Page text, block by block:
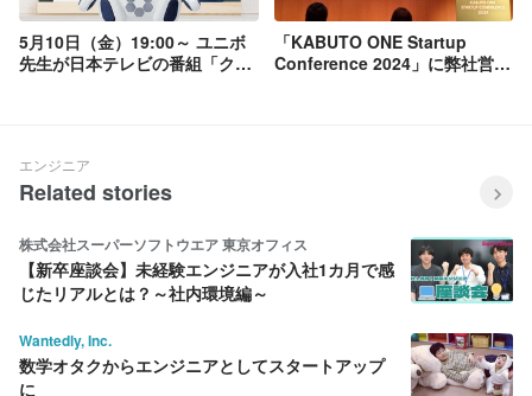
5月10日（金）19:00～ ユニボ
先生が日本テレビの番組「クイ
「KABUTO ONE Startup
Conference 2024」に弊社営業
エンジニア
Related stories
株式会社スーパーソフトウエア 東京オフィス
【新卒座談会】未経験エンジニアが入社1カ月で感
じたリアルとは？～社内環境編～
Wantedly, Inc.
数学オタクからエンジニアとしてスタートアップ
に